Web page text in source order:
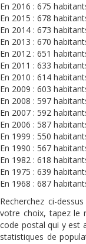
En 2016 : 675
En 2015 : 678
En 2014 : 673
En 2013 : 670
En 2012 : 651
En 2011 : 633
En 2010 : 614
En 2009 : 603
En 2008 : 597
En 2007 : 592
En 2006 : 587
En 1999 : 550
En 1990 : 567
En 1982 : 618
En 1975 : 639
En 1968 : 687
Recherchez ci-
votre choix, tapez le
code postal qui y est
statistiques de